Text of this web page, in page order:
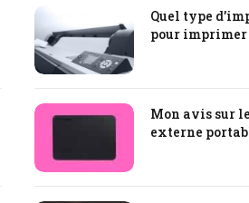
Quel type
pour imprimer
Mon avis sur
externe